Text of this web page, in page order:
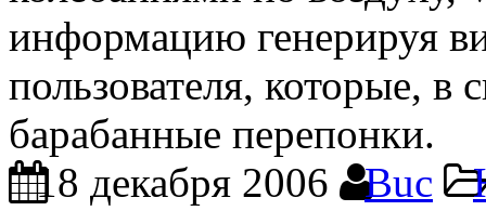
информацию генерируя
пользователя, которые, в
барабанные перепонки.
18 декабря 2006
Buc